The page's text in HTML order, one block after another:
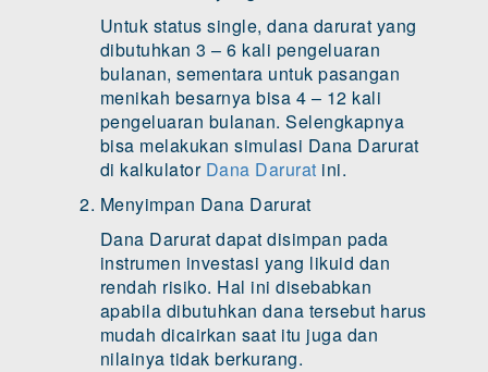
Untuk status single, dana darurat yang
dibutuhkan 3 – 6 kali pengeluaran
bulanan, sementara untuk pasangan
menikah besarnya bisa 4 – 12 kali
pengeluaran bulanan. Selengkapnya
bisa melakukan simulasi Dana Darurat
di kalkulator Dana Darurat ini.
Menyimpan Dana Darurat
Dana Darurat dapat disimpan pada
instrumen investasi yang likuid dan
rendah risiko. Hal ini disebabkan
apabila dibutuhkan dana tersebut harus
mudah dicairkan saat itu juga dan
nilainya tidak berkurang.